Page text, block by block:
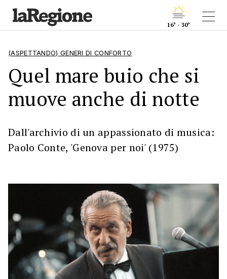
16° - 30°
(ASPETTANDO) GENERI DI CONFORTO
Quel mare buio che si
muove anche di notte
Dall'archivio di un appassionato di musica:
Paolo Conte, 'Genova per noi' (1975)